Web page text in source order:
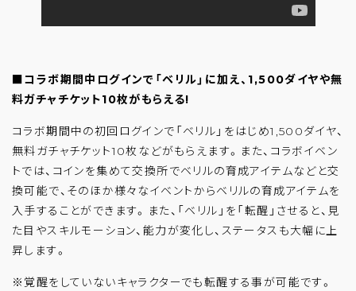
■コラボ期間中ログインで「ベリル」に加え、1,500ダイヤや無
料ガチャチケット10枚がもらえる!
コラボ期間中の初回ログインで「ベリル」をはじめ1,500ダイヤ、
無料ガチャチケット10枚などがもらえます。また、コラボイベン
トでは、コインを集めて交換所でベリルの育成アイテムなどと交
換可能で、そのほか様々なイベントからベリルの育成アイテムを
入手することができます。また、「ベリル」を「転醒」させると、見
た目やスキルモーション、能力が変化し、ステータスも大幅に上
昇します。
※覚醒をしていないキャラクターでも転醒する事が可能です。